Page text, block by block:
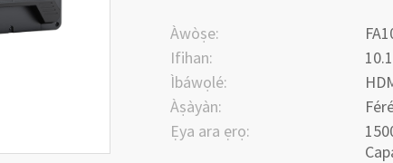
Àwòṣe:
Ifihan:
Ìbáwọlé:
Àṣàyàn:
Ẹya ara ẹrọ: